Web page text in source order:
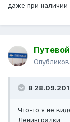
даже при наличии
В
Что-то я не
Ленинградки